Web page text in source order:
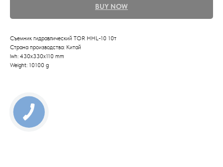
BUY NOW
Съемник гидравлический TOR HHL-10 10т
Страна производства: Китай
lwh: 430x330x110 mm
Weight: 10100 g